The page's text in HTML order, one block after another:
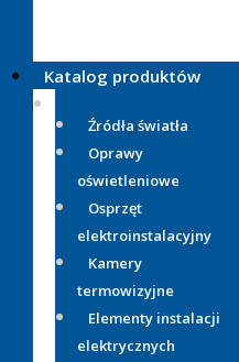
Katalog produktów
Źródła światła
Oprawy
oświetleniowe
Osprzęt
elektroinstalacyjny
Kamery
termowizyjne
Elementy instalacji
elektrycznych